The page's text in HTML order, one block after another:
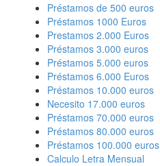
Préstamos de 500 euros
Préstamos 1000 Euros
Prestamos 2.000 Euros
Préstamos 3.000 euros
Préstamos 5.000 euros
Préstamos 6.000 Euros
Préstamos 10.000 euros
Necesito 17.000 euros
Préstamos 70.000 euros
Préstamos 80.000 euros
Préstamos 100.000 euros
Calculo Letra Mensual